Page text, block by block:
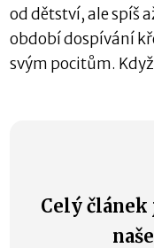
od dětství, ale spíš
období dospívání
svým pocitům.
Celý